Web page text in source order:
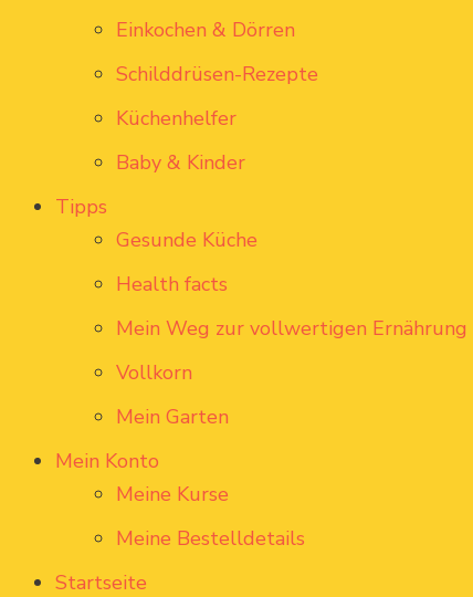
Einkochen & Dörren
Schilddrüsen-Rezepte
Küchenhelfer
Baby & Kinder
Tipps
Gesunde Küche
Health facts
Mein Weg zur vollwertigen Ernährung
Vollkorn
Mein Garten
Mein Konto
Meine Kurse
Meine Bestelldetails
Startseite